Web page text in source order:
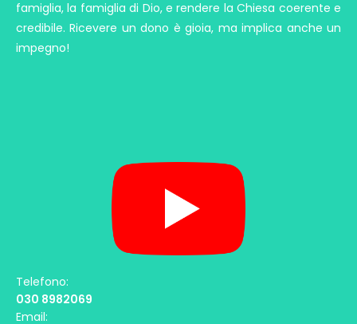
famiglia, la famiglia di Dio, e rendere la Chiesa coerente e
credibile. Ricevere un dono è gioia, ma implica anche un
impegno!
Telefono:
030 8982069
Email: